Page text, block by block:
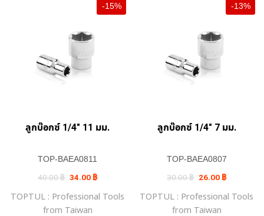
-15%
ลูกบ๊อกซ์ 1/4″ 11 มม.
TOP-BAEA0811
40.00฿ Original
price
40.00 ฿.
34.00 ฿Current
price
34.00 ฿.
TOPTUL : Professional Tools
from Taiwan
-13%
ลูกบ๊อกซ์ 1/4″ 7 มม.
TOP-BAEA0807
30.00฿ Original
price
30.00 ฿.
26.00 ฿Current
price
26.00 ฿.
TOPTUL : Professional Tools
from Taiwan